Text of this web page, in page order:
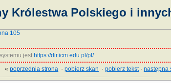
Królestwa Polskiego i
105
jest https://dir.icm.edu.pl/pl/.
«poprzednia strona ·pobierz skan ·pobierz tekst·następna